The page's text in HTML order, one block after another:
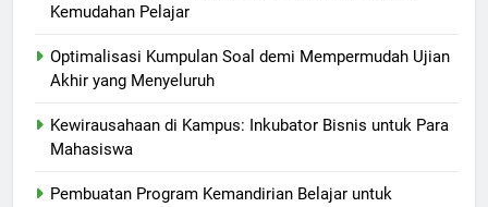
Kemudahan Pelajar
Optimalisasi Kumpulan Soal demi Mempermudah Ujian
Akhir yang Menyeluruh
Kewirausahaan di Kampus: Inkubator Bisnis untuk Para
Mahasiswa
Pembuatan Program Kemandirian Belajar untuk